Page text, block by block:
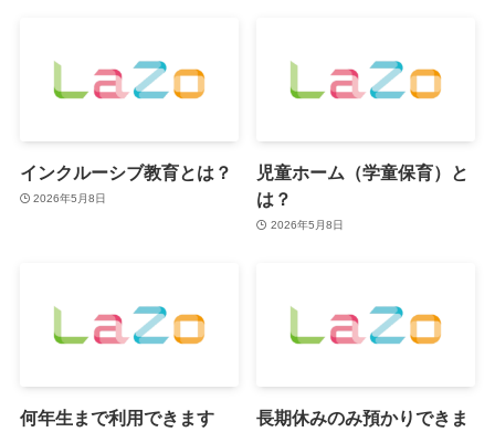
インクルーシブ教育とは？
2026年5月8日
児童ホーム（学童保育）と
は？
2026年5月8日
何年生まで利用できます
長期休みのみ預かりできま